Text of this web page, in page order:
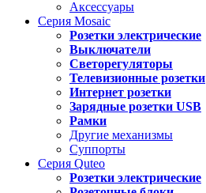
Аксессуары
Серия Mosaic
Розетки электрические
Выключатели
Светорегуляторы
Телевизионные розетки
Интернет розетки
Зарядные розетки USB
Рамки
Другие механизмы
Суппорты
Серия Quteo
Розетки электрические